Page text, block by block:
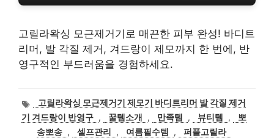
고릴라왁싱 모근제거기로 매끈한 피부 완성! 바디트
리머, 발 각질 제거, 겨드랑이 제모까지 한 번에, 반
영구적인 부드러움을 경험하세요.
태
그
고릴라왁싱 모근제거기 제모기 바디트리머 발 각질 제거
기 겨드랑이 반영구 , 꿀템소개 , 만족템 , 뷰티템 ,
뽀
송뽀송 , 셀프관리 , 여름필수템 , 퍼플고릴라